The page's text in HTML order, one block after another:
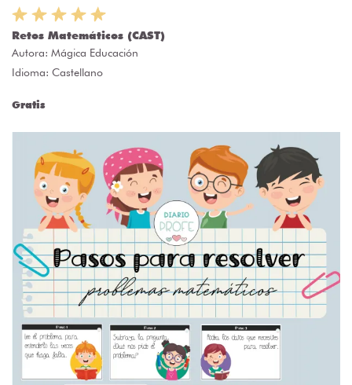
Retos Matemáticos (CAST)
Autora: Mágica Educación
Idioma: Castellano
Gratis